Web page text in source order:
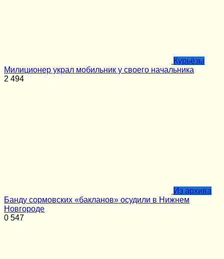
Курьёзы
Милиционер украл мобильник у своего начальника
2 494
Из архива
Банду сормовских «бакланов» осудили в Нижнем
Новгороде
0 547